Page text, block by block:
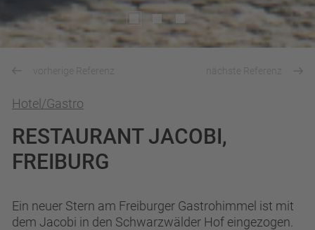
vorherige Referenz nächste Referenz
Hotel/Gastro
RESTAURANT JACOBI,
FREIBURG
Ein neuer Stern am Freiburger Gastrohimmel ist mit
dem Jacobi in den Schwarzwälder Hof eingezogen.